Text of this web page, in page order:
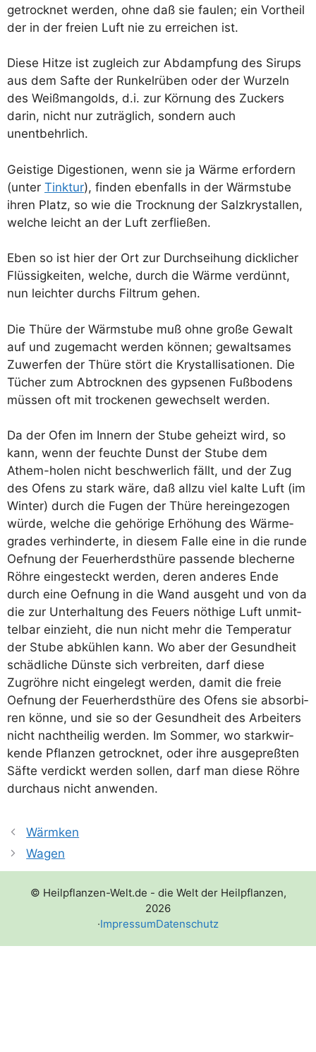
getrock­net wer­den, ohne daß sie fau­len; ein Vort­heil
der in der frei­en Luft nie zu errei­chen ist.
Die­se Hit­ze ist zugleich zur Abdamp­fung des Sirups
aus dem Saf­te der Run­kel­rü­ben oder der Wur­zeln
des Weiß­m­an­golds, d.i. zur Kör­nung des Zuckers
dar­in, nicht nur zuträg­lich, son­dern auch
unentbehrlich.
Geis­ti­ge Diges­tio­nen, wenn sie ja Wär­me erfor­dern
(unter Tink­tur), fin­den eben­falls in der Wärm­stu­be
ihren Platz, so wie die Trock­nung der Salz­krystal­len,
wel­che leicht an der Luft zerfließen.
Eben so ist hier der Ort zur Durch­sei­hung dick­li­cher
Flüs­sig­kei­ten, wel­che, durch die Wär­me ver­dünnt,
nun leich­ter durchs Fil­t­rum gehen.
Die Thü­re der Wärm­stu­be muß ohne gro­ße Gewalt
auf und zuge­macht wer­den kön­nen; gewalt­sa­mes
Zuwer­fen der Thü­re stört die Krystal­li­sa­tio­nen. Die
Tücher zum Abtrock­nen des gyp­se­nen Fuß­bo­dens
müs­sen oft mit tro­cke­nen gewech­selt werden.
Da der Ofen im Innern der Stu­be geheizt wird, so
kann, wenn der feuch­te Dunst der Stu­be dem
Athem-holen nicht beschwer­lich fällt, und der Zug
des Ofens zu stark wäre, daß all­zu viel kal­te Luft (im
Win­ter) durch die Fugen der Thü­re her­ein­ge­zo­gen
wür­de, wel­che die gehö­ri­ge Erhö­hung des Wär­me­
gra­des ver­hin­der­te, in die­sem Fal­le eine in die run­de
Oef­nung der Feu­er­herdsthü­re pas­sen­de ble­cher­ne
Röh­re ein­ge­steckt wer­den, deren ande­res Ende
durch eine Oef­nung in die Wand aus­geht und von da
die zur Unter­hal­tung des Feu­ers nöthi­ge Luft unmit­
tel­bar ein­zieht, die nun nicht mehr die Tem­pe­ra­tur
der Stu­be abküh­len kann. Wo aber der Gesund­heit
schäd­li­che Düns­te sich ver­brei­ten, darf die­se
Zugröh­re nicht ein­ge­legt wer­den, damit die freie
Oef­nung der Feu­er­herdsthü­re des Ofens sie absor­bi­
ren kön­ne, und sie so der Gesund­heit des Arbei­ters
nicht nacht­hei­lig wer­den. Im Som­mer, wo stark­wir­
ken­de Pflan­zen getrock­net, oder ihre aus­ge­preß­ten
Säf­te ver­dickt wer­den sol­len, darf man die­se Röh­re
durch­aus nicht anwenden.
Wärmken
Wagen
© Heilpflanzen-Welt.de - die Welt der Heilpflanzen,
2026
·ImpressumDatenschutz